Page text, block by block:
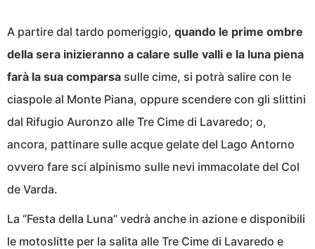
A partire dal tardo pomeriggio, quando le prime ombre
della sera inizieranno a calare sulle valli e la luna piena
farà la sua comparsa sulle cime, si potrà salire con le
ciaspole al Monte Piana, oppure scendere con gli slittini
dal Rifugio Auronzo alle Tre Cime di Lavaredo; o,
ancora, pattinare sulle acque gelate del Lago Antorno
ovvero fare sci alpinismo sulle nevi immacolate del Col
de Varda.
La “Festa della Luna” vedrà anche in azione e disponibili
le motoslitte per la salita alle Tre Cime di Lavaredo e